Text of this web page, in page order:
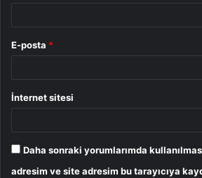
E-posta *
İnternet sitesi
Daha sonraki yorumlarımda
adresim ve site adresim bu tarayıcıya